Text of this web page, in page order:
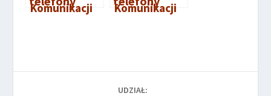
Komunikacji
Komunikacji
UDZIAŁ: